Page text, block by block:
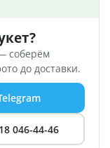
соберём
до доставки.
046-44-46